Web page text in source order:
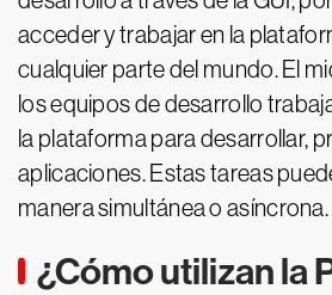
acceder y trabajar en la
cualquier parte del mundo. El
los equipos de desarrollo
la plataforma para desarrollar,
aplicaciones. Estas tareas
manera simultánea o asíncrona.
¿Cómo utilizan la